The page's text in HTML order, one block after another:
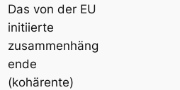
Das von der EU
initiierte
zusammenhäng
ende
(kohärente)